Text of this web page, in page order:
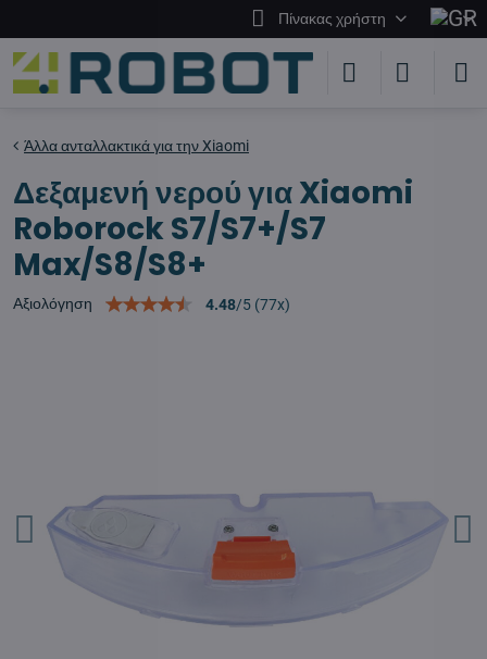
Πίνακας χρήστη
Άλλα ανταλλακτικά για την Xiaomi
Δεξαμενή νερού για Xiaomi
Roborock S7/S7+/S7
Max/S8/S8+
Αξιολόγηση 4.48/5 (77x)